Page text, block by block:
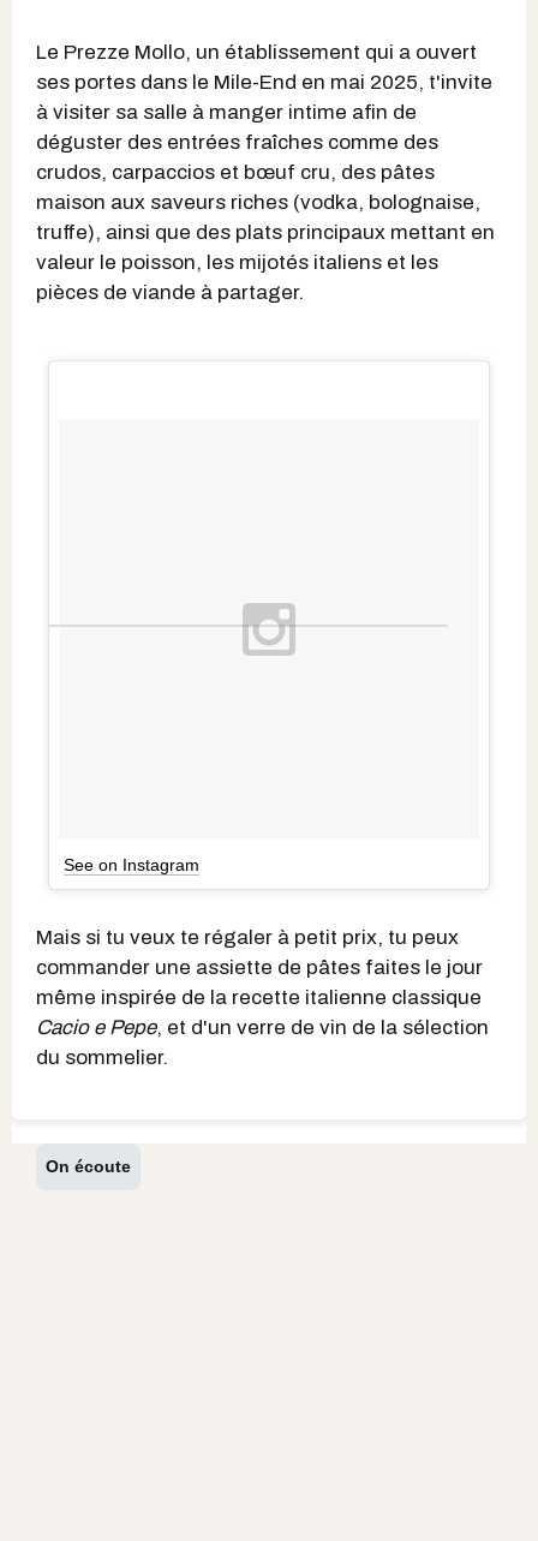
Le Prezze Mollo, un établissement qui a ouvert
ses portes dans le Mile-End en mai 2025, t'invite
à visiter sa salle à manger intime afin de
déguster des entrées fraîches comme des
crudos, carpaccios et bœuf cru, des pâtes
maison aux saveurs riches (vodka, bolognaise,
truffe), ainsi que des plats principaux mettant en
valeur le poisson, les mijotés italiens et les
pièces de viande à partager.
See on Instagram
Mais si tu veux te régaler à petit prix, tu peux
commander une assiette de pâtes faites le jour
même inspirée de la recette italienne classique
Cacio e Pepe, et d'un verre de vin de la sélection
du sommelier.
On écoute